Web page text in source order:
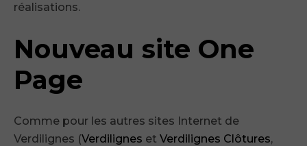
réalisations.
Nouveau site One
Page
Comme pour les autres sites Internet de
Verdilignes (Verdilignes et Verdilignes Clôtures,